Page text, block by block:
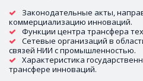
Законодательные акты,
коммерциализацию инноваций.
Функции центра трансфера
Сетевые организаций в
связей НИИ с промышленностью.
Характеристика
трансфере инноваций.